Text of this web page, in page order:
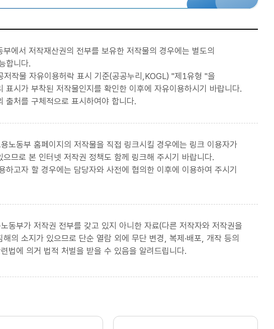
에서 저작재산권의 전부를 보유한 저작물의 경우에는 별도의
합니다.
작물 자유이용허락 표시 기준(공공누리,KOGL) "제1유형 "을
표시가 부착된 저작물인지를 확인한 이후에 자유이용하시기 바랍니다.
출처를 구체적으로 표시하여야 합니다.
노동부 홈페이지의 저작물을 직접 링크시킬 경우에는 링크 이용자가
므로 본 인터넷 저작권 정책도 함께 링크해 주시기 바랍니다.
하고자 할 경우에는 담당자와 사전에 협의한 이후에 이용하여 주시기
동부가 저작권 전부를 갖고 있지 아니한 자료(다른 저작자와 저작권을
의 소지가 있으므로 단순 열람 외에 무단 변경, 복제·배포, 개작 등의
법에 의거 법적 처벌을 받을 수 있음을 알려드립니다.